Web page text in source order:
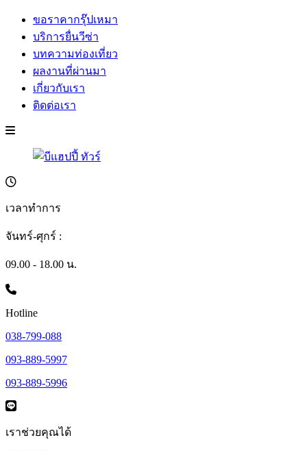
ขอราคากรุ๊ปเหมา
บริการยื่นวีซ่า
บทความท่องเที่ยว
ผลงานที่ผ่านมา
เกี่ยวกับเรา
ติดต่อเรา
เวลาทำการ
จันทร์-ศุกร์ :
09.00 - 18.00 น.
Hotline
038-799-088
093-889-5997
093-889-5996
เราช่วยคุณได้